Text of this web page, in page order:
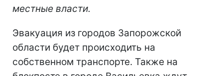
местные власти.
Эвакуация из городов Запорожской
области будет происходить на
собственном транспорте. Также на